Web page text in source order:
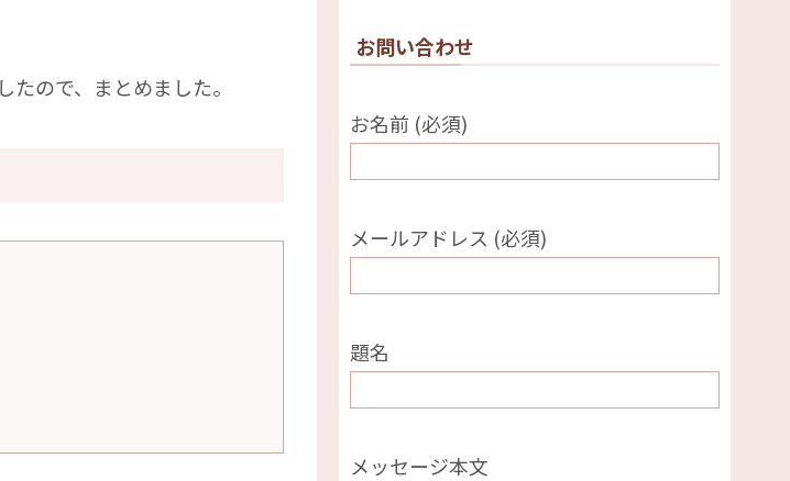
ので、まとめました。
お問い合わせ
お名前 (必須)
メールアドレス (必須)
題名
メッセージ本文